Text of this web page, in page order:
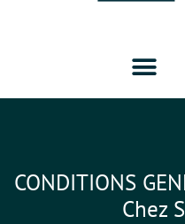
CONDITIONS
Chez